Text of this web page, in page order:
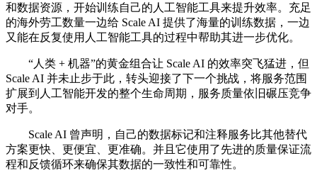
和数据资源，开始训练自己的人工智能工具来提升效率。充足
的海外劳工数量一边给 Scale AI 提供了海量的训练数据，一边
又能在反复使用人工智能工具的过程中帮助其进一步优化。
“人类 + 机器”的黄金组合让 Scale AI 的效率突飞猛进，但
Scale AI 并未止步于此，转头迎接了下一个挑战，将服务范围
扩展到人工智能开发的整个生命周期，服务质量依旧碾压竞争
对手。
Scale AI 曾声明，自己的数据标记和注释服务比其他替代
方案更快、更便宜、更准确。并且它使用了先进的质量保证流
程和反馈循环来确保其数据的一致性和可靠性。